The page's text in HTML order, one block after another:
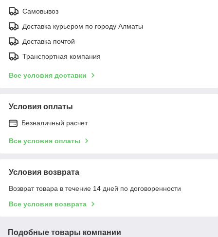
Самовывоз
Доставка курьером по городу Алматы
Доставка почтой
Транспортная компания
Все условия доставки
Условия оплаты
Безналичный расчет
Все условия оплаты
Условия возврата
Возврат товара в течение 14 дней по договоренности
Все условия возврата
Подобные товары компании